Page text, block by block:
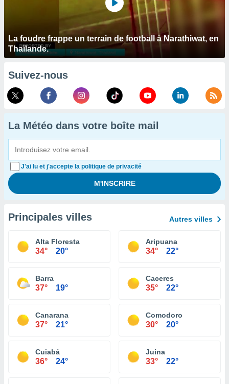
La foudre frappe un terrain de football à Narathiwat, en
Thaïlande.
Suivez-nous
La Météo dans votre boîte mail
J'ai lu et j'accepte la politique de privacité
Principales villes Autres villes
Alta Floresta
34° 20°
Aripuana
34° 22°
Barra
37° 19°
Caceres
35° 22°
Canarana
37° 21°
Comodoro
30° 20°
Cuiabá
36° 24°
Juina
33° 22°